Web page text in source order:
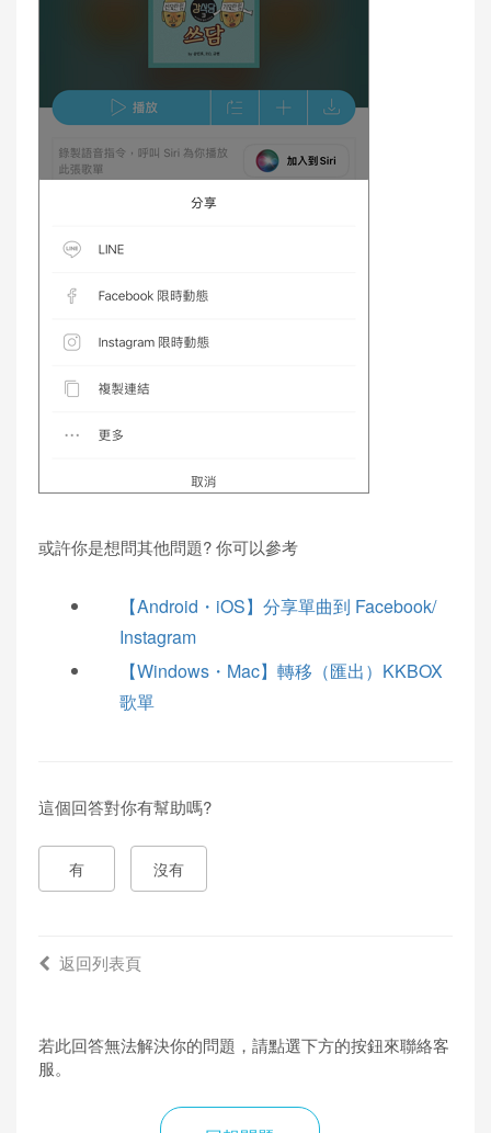
或許你是想問其他問題? 你可以參考
【Android・iOS】分享單曲到 Facebook/
Instagram
【Windows・Mac】轉移（匯出）KKBOX
歌單
這個回答對你有幫助嗎?
有 沒有
返回列表頁
若此回答無法解決你的問題，請點選下方的按鈕來聯絡客
服。